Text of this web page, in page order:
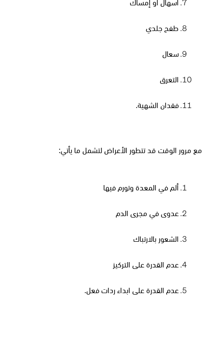
اسهال أو إمساك
طفح جلدي
سعال
التعرق
فقدان الشهية.
مع مرور الوقت قد تتطور الأعراض لتشمل ما يأتي:
ألم في المعدة وتورم فيها
عدوى في مجرى الدم
الشعور بالارتباك
عدم القدرة على التركيز
عدم القدرة على ابداء ردات فعل.